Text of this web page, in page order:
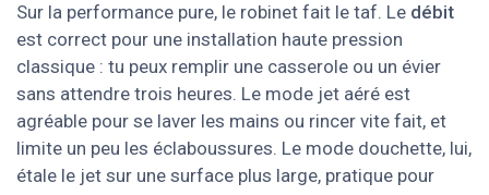
Sur la performance pure, le robinet fait le taf. Le débit
est correct pour une installation haute pression
classique : tu peux remplir une casserole ou un évier
sans attendre trois heures. Le mode jet aéré est
agréable pour se laver les mains ou rincer vite fait, et
limite un peu les éclaboussures. Le mode douchette, lui,
étale le jet sur une surface plus large, pratique pour